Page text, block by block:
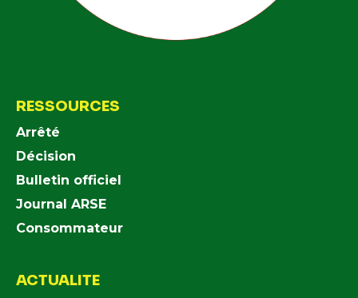
RESSOURCES
Arrêté
Décision
Bulletin officiel
Journal ARSE
Consommateur
ACTUALITE